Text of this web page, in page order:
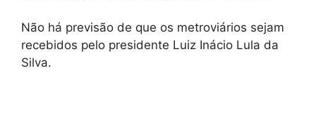
Não há previsão de que os metroviários sejam
recebidos pelo presidente Luiz Inácio Lula da
Silva.